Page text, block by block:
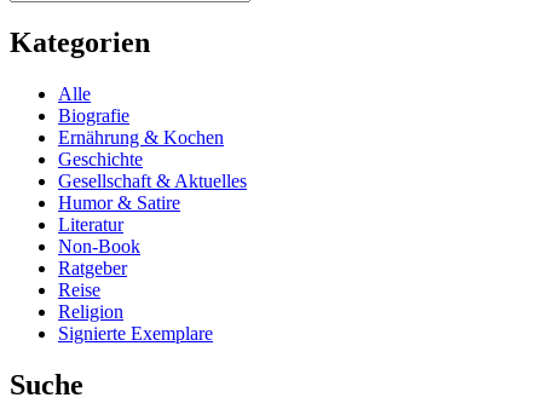
Kategorien
Alle
Biografie
Ernährung & Kochen
Geschichte
Gesellschaft & Aktuelles
Humor & Satire
Literatur
Non-Book
Ratgeber
Reise
Religion
Signierte Exemplare
Suche